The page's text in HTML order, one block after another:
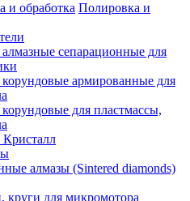
Полировка и
сепарационные для
армированные для
для пластмассы,
алмазы (Sintered diamonds)
круги для микромотора